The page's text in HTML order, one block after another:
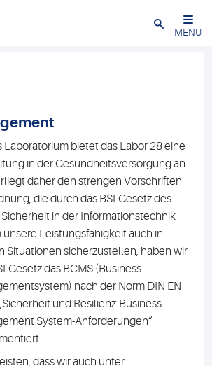
Schließen
MENU
Laboratorium bietet das Labor 28 eine
in der Gesundheitsversorgung an.
daher den strengen Vorschriften
die durch das BSI-Gesetz des
in der Informationstechnik
unsere Leistungsfähigkeit auch in
Situationen sicherzustellen, haben wir
Gesetz das BCMS (Business
nach der Norm DIN EN
und Resilienz-Business
System-Anforderungen“
dass wir auch unter